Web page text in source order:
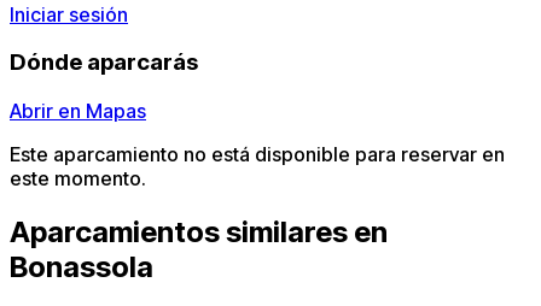
Iniciar sesión
Dónde aparcarás
Abrir en Mapas
Este aparcamiento no está disponible para reservar en
este momento.
Aparcamientos similares en
Bonassola